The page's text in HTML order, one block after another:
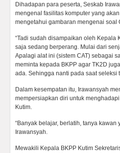
Dihadapan para peserta, Seskab
mengenal fasilitas komputer yang
mengetahui gambaran mengenai soal
“Tadi sudah disampaikan oleh
saja sedang berperang. Mulai dari
Apalagi alat ini (sistem CAT) sebagai
meminta kepada BKPP agar TK2D
ada. Sehingga nanti pada saat seleksi
Dalam kesempatan itu, Irawansyah
mempersiapkan diri untuk
Kutim.
“Banyak belajar, berlatih, tanya
Irawansyah.
Mewakili Kepala BKPP Kutim